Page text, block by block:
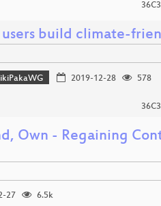
build climate-
2019-12-28
578
Own - Regaining
27
6.5k